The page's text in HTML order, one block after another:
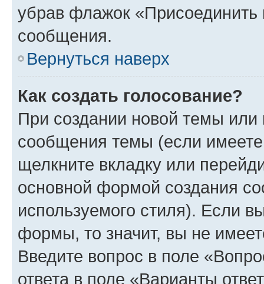
убрав флажок
сообщения.
Вернуться наверх
Как создать голосование?
При создании новой темы или
сообщения темы (если
щелкните вкладку или
основной формой создания
используемого стиля). Если
формы, то значит, вы не
Введите вопрос в поле
ответа в поле «Варианты